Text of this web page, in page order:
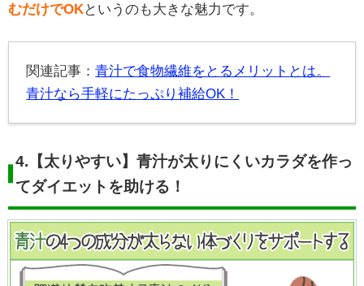
むだけでOKというのも大きな魅力です。
関連記事：青汁で食物繊維をとるメリットとは。
青汁なら手軽にたっぷり補給OK！
4. 【太りやすい】青汁が太りにくいカラダを作っ
てダイエットを助ける！